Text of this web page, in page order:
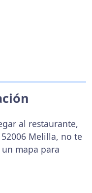
al restaurante,
Melilla, no te
mapa para